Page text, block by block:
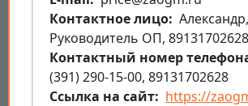
Контактное лицо Александр,
Руководитель ОП, 89131702628
Контактный номер
(391) 290-15-00, 89131702628
Ссылка на сайт
https://